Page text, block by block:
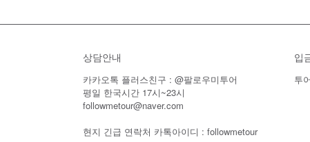
상담안내
카카오톡 플러스친구 : @팔로우미투어
평일 한국시간 17시~23시
followmetour@naver.com
현지 긴급 연락처 카톡아이디 : followmetour
입
투